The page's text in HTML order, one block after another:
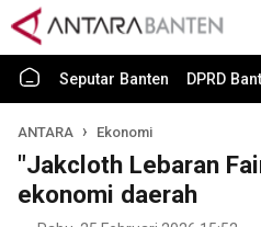
Seputar Banten DPRD
ANTARA Ekonomi
"Jakcloth Lebaran
ekonomi daerah